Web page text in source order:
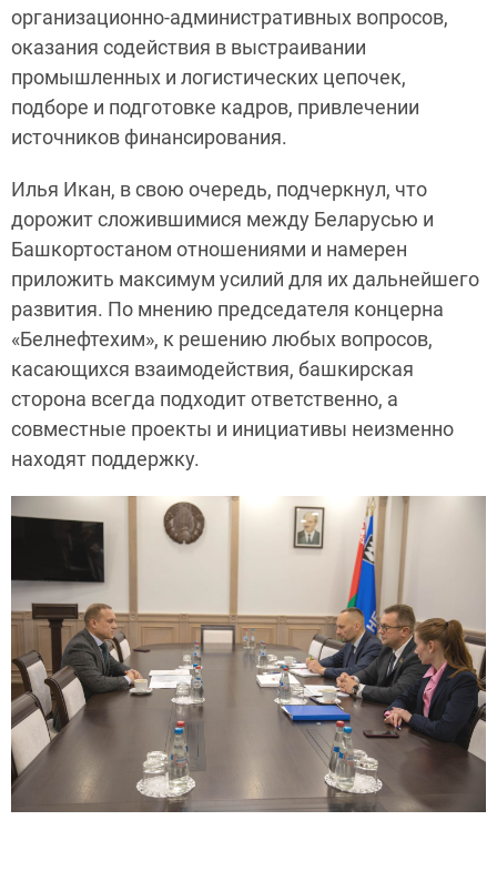
организационно-административных вопросов,
оказания содействия в выстраивании
промышленных и логистических цепочек,
подборе и подготовке кадров, привлечении
источников финансирования.
Илья Икан, в свою очередь, подчеркнул, что
дорожит сложившимися между Беларусью и
Башкортостаном отношениями и намерен
приложить максимум усилий для их дальнейшего
развития. По мнению председателя концерна
«Белнефтехим», к решению любых вопросов,
касающихся взаимодействия, башкирская
сторона всегда подходит ответственно, а
совместные проекты и инициативы неизменно
находят поддержку.